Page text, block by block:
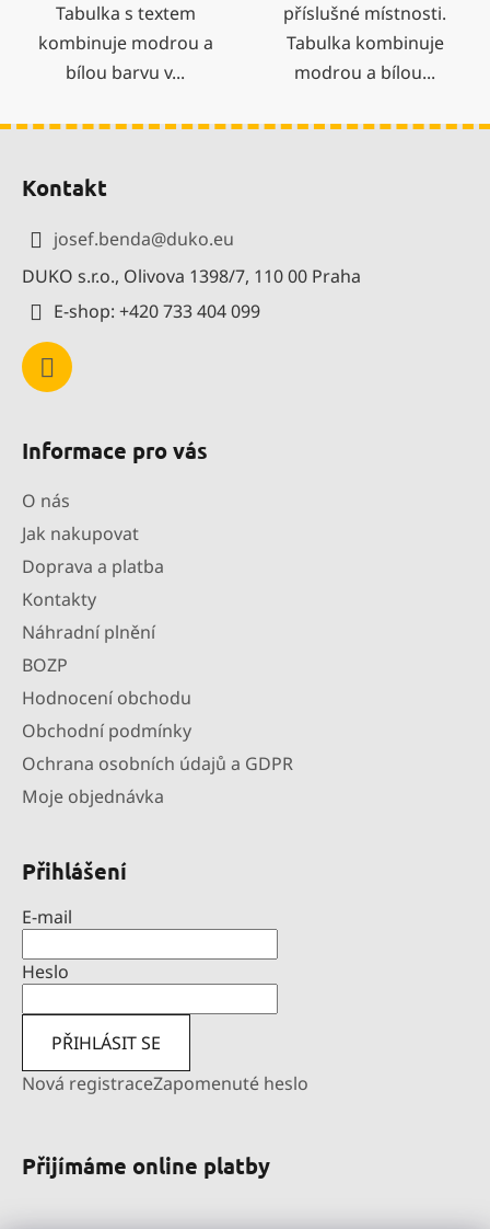
Tabulka s textem
kombinuje modrou a
bílou barvu v...
příslušné místnosti.
Tabulka kombinuje
modrou a bílou...
Kontakt
josef.benda@duko.eu
DUKO s.r.o., Olivova 1398/7, 110 00 Praha
E-shop: +420 733 404 099
Informace pro vás
O nás
Jak nakupovat
Doprava a platba
Kontakty
Náhradní plnění
BOZP
Hodnocení obchodu
Obchodní podmínky
Ochrana osobních údajů a GDPR
Moje objednávka
Přihlášení
E-mail
Heslo
PŘIHLÁSIT SE
Nová registraceZapomenuté heslo
Přijímáme online platby